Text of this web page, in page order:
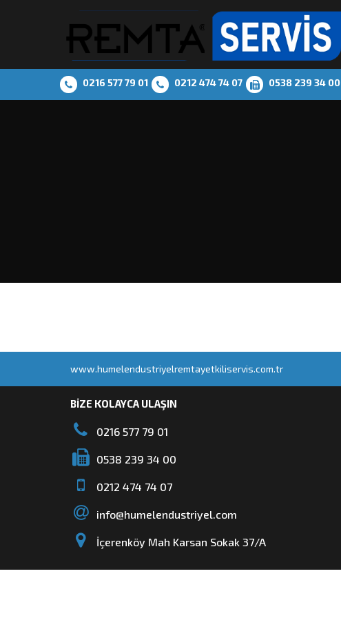
0216 577 79 01 0212 474 74 07 0538 239 34 00
www.humelendustriyelremtayetkiliservis.com.tr
BİZE KOLAYCA ULAŞIN
0216 577 79 01
0538 239 34 00
0212 474 74 07
info@humelendustriyel.com
İçerenköy Mah Karsan Sokak 37/A